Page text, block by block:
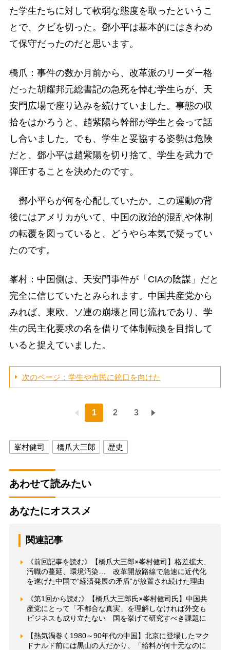
た学生たちに対して軟弱な態度を取ったというこ
とで、クビを切った。鄧小平は基本的にはきわめ
て保守だったのだと思います。
橋爪：事件の数か月前から、改革派のリーダー格
だった胡耀邦元総書記の急死を悼む学生らが、天
安門広場で座り込みを続けていました。事態の収
拾をはかろうと、趙紫陽ら幹部が学生と会って話
し合いました。でも、学生と妥協する姿勢は危険
だと、鄧小平は趙紫陽を切り捨て、学生を武力で
弾圧することを決めたのです。
鄧小平らが何を心配していたか。この運動の背
後にはアメリカがいて、中国の政治的混乱や体制
の転覆を図っていると、どうやら本気で疑ってい
たのです。
峯村：中国側は、天安門事件が「CIAの陰謀」だと
完全に信じていたとみられます。中国共産党から
みれば、東欧、ソ連の崩壊と同じ流れであり、学
生の民主化要求の名を借りて体制転換を目指して
いると捉えていました。
次のページ：学生や市民に銃口を向けた
1 2 3
峯村健司 橋爪大三郎 歴史
あわせて読みたい
あなたにオススメ
関連記事
《前回記事を読む》【橋爪大三郎×峯村健司】格差拡大、
汚職の蔓延、環境汚染… 改革開放路線で急速に近代化
を遂げた中国で“経済発展の矛盾”が放置され続けた理由
《第1回から読む》【橋爪大三郎氏×峯村健司氏】中国共
産党にとって「不都合な真実」を理解しなければ外交も
ビジネスも成り立たない 国を挙げて研究すべき課題に
【熱気渦巻く1980～90年代の中国】北京に登場したマク
ドナルド前には黒山の人だかり、「給料が何十元なのに